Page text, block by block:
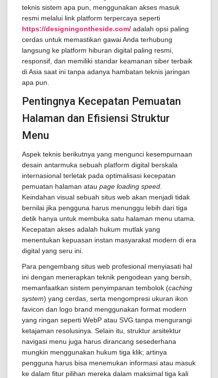
teknis sistem apa pun, menggunakan akses masuk
resmi melalui link platform terpercaya seperti
https://designingontheside.com/ adalah opsi paling
cerdas untuk memastikan gawai Anda terhubung
langsung ke platform hiburan digital paling resmi,
responsif, dan memiliki standar keamanan siber terbaik
di Asia saat ini tanpa adanya hambatan teknis jaringan
apa pun.
Pentingnya Kecepatan Pemuatan
Halaman dan Efisiensi Struktur
Menu
Aspek teknis berikutnya yang mengunci kesempurnaan
desain antarmuka sebuah platform digital berskala
internasional terletak pada optimalisasi kecepatan
pemuatan halaman atau page loading speed
Keindahan visual sebuah situs web akan menjadi tidak
bernilai jika pengguna harus menunggu lebih dari tiga
detik hanya untuk membuka satu halaman menu utama.
Kecepatan akses adalah hukum mutlak yang
menentukan kepuasan instan masyarakat modern di era
digital yang seru ini.
Para pengembang situs web profesional menyiasati hal
ini dengan menerapkan teknik pengodean yang bersih,
memanfaatkan sistem penyimpanan tembolok (caching
system) yang cerdas, serta mengompresi ukuran ikon
favicon dan logo brand menggunakan format modern
yang ringan seperti WebP atau SVG tanpa mengurangi
ketajaman resolusinya. Selain itu, struktur arsitektur
navigasi menu juga harus dirancang sesederhana
mungkin menggunakan hukum tiga klik; artinya
pengguna harus bisa menemukan informasi atau masuk
ke dalam fitur pilihan mereka dalam maksimal tiga kali